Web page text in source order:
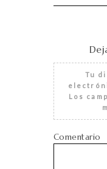
Tu
Los
Comentario